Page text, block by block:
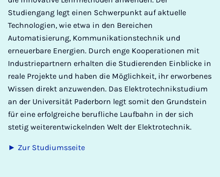
Studiengang legt einen Schwerpunkt auf aktuelle
Technologien, wie etwa in den Bereichen
Automatisierung, Kommunikationstechnik und
erneuerbare Energien. Durch enge Kooperationen mit
Industriepartnern erhalten die Studierenden Einblicke in
reale Projekte und haben die Möglichkeit, ihr erworbenes
Wissen direkt anzuwenden. Das Elektrotechnikstudium
an der Universität Paderborn legt somit den Grundstein
für eine erfolgreiche berufliche Laufbahn in der sich
stetig weiterentwickelnden Welt der Elektrotechnik.
► Zur Studiumsseite